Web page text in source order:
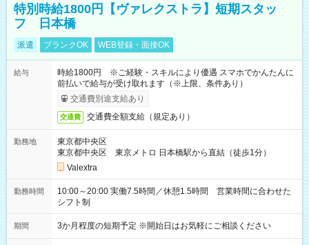
特別時給1800円【ヴァレクストラ】短期スタッ
フ 日本橋
派遣 ブランクOK WEB登録・面接OK
給与
時給1800円 ※ご経験・スキルにより優遇 スマホでかんたんに
前払いで給与が受け取れます（※上限、条件あり）
交通費別途支給あり
交通費 交通費全額支給（規定あり）
勤務地
東京都中央区
東京都中央区 東京メトロ 日本橋駅から直結（徒歩1分）
Valextra
勤務時間
10:00～20:00 実働7.5時間／休憩1.5時間 営業時間に合わせた
シフト制
期間 3か月程度の短期予定 ※開始日はお気軽にご相談ください